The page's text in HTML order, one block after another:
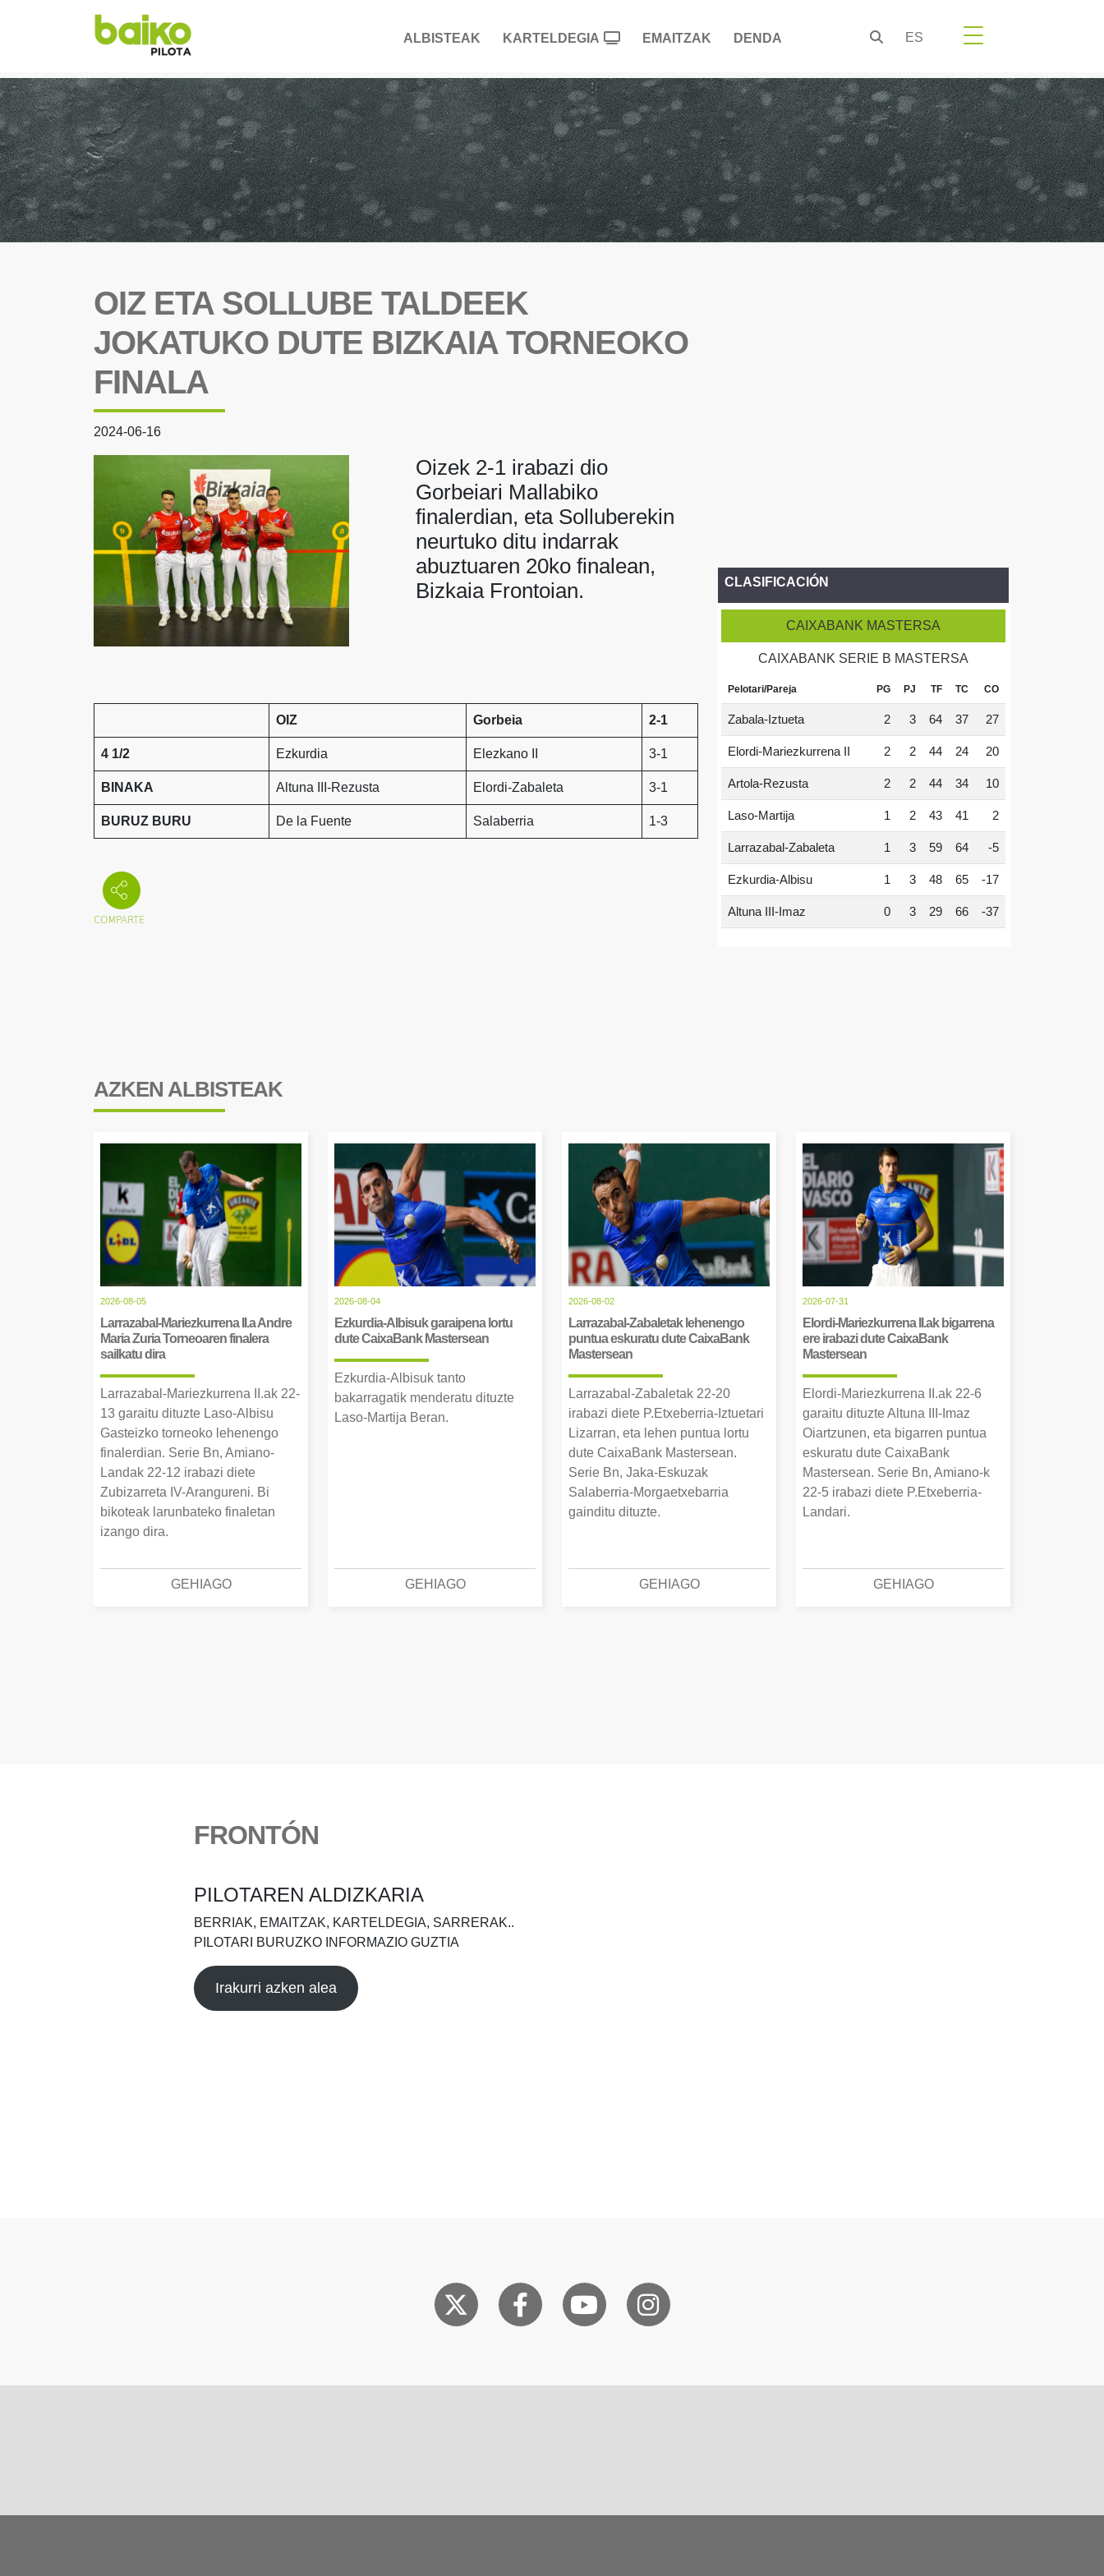
ALBISTEAK KARTELDEGIA EMAITZAK DENDA ES
OIZ ETA SOLLUBE TALDEEK
JOKATUKO DUTE BIZKAIA TORNEOKO
FINALA
2024-06-16
Oizek 2-1 irabazi dio
Gorbeiari Mallabiko
finalerdian, eta Solluberekin
neurtuko ditu indarrak
abuztuaren 20ko finalean,
Bizkaia Frontoian.
OIZ Gorbeia 2-1
4 1/2 Ezkurdia Elezkano II 3-1
BINAKA Altuna III-Rezusta Elordi-Zabaleta 3-1
BURUZ BURU De la Fuente Salaberria 1-3
CLASIFICACIÓN
CAIXABANK MASTERSA
CAIXABANK SERIE B MASTERSA
Pelotari/Pareja PG PJ TF TC CO
Zabala-Iztueta 2 3 64 37 27
Elordi-Mariezkurrena II 2 2 44 24 20
Artola-Rezusta 2 2 44 34 10
Laso-Martija 1 2 43 41 2
Larrazabal-Zabaleta 1 3 59 64 -5
Ezkurdia-Albisu 1 3 48 65 -17
Altuna III-Imaz 0 3 29 66 -37
AZKEN ALBISTEAK
2026-08-05
Larrazabal-Mariezkurrena II.a Andre
Maria Zuria Torneoaren finalera
sailkatu dira
Larrazabal-Mariezkurrena II.ak 22-
13 garaitu dituzte Laso-Albisu
Gasteizko torneoko lehenengo
finalerdian. Serie Bn, Amiano-
Landak 22-12 irabazi diete
Zubizarreta IV-Arangureni. Bi
bikoteak larunbateko finaletan
izango dira.
GEHIAGO
2026-08-04
Ezkurdia-Albisuk garaipena lortu
dute CaixaBank Mastersean
Ezkurdia-Albisuk tanto
bakarragatik menderatu dituzte
Laso-Martija Beran.
GEHIAGO
2026-08-02
Larrazabal-Zabaletak lehenengo
puntua eskuratu dute CaixaBank
Mastersean
Larrazabal-Zabaletak 22-20
irabazi diete P.Etxeberria-Iztuetari
Lizarran, eta lehen puntua lortu
dute CaixaBank Mastersean.
Serie Bn, Jaka-Eskuzak
Salaberria-Morgaetxebarria
gainditu dituzte.
GEHIAGO
2026-07-31
Elordi-Mariezkurrena II.ak bigarrena
ere irabazi dute CaixaBank
Mastersean
Elordi-Mariezkurrena II.ak 22-6
garaitu dituzte Altuna III-Imaz
Oiartzunen, eta bigarren puntua
eskuratu dute CaixaBank
Mastersean. Serie Bn, Amiano-k
22-5 irabazi diete P.Etxeberria-
Landari.
GEHIAGO
FRONTÓN
PILOTAREN ALDIZKARIA
BERRIAK, EMAITZAK, KARTELDEGIA, SARRERAK..
PILOTARI BURUZKO INFORMAZIO GUZTIA
Irakurri azken alea